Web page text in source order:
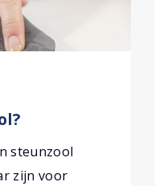
steunzool
zijn voor